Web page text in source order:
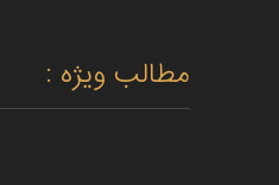
مطالب ویژه :